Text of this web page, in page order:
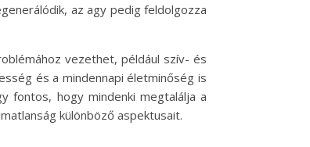
az agy pedig feldolgozza
vezethet, például szív- és
és a mindennapi életminőség is
fontos, hogy mindenki megtalálja a
különböző aspektusait.